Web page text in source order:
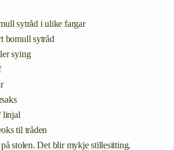
sytråd i ulike fargar
bomull sytråd
sying
linjal
til tråden
stolen. Det blir mykje stillesitting.